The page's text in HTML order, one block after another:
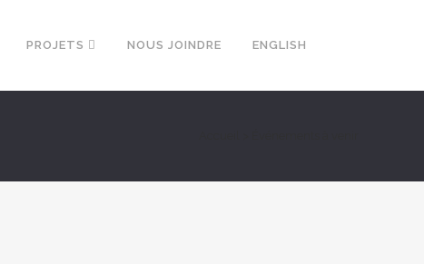
PROJETS NOUS JOINDRE ENGLISH